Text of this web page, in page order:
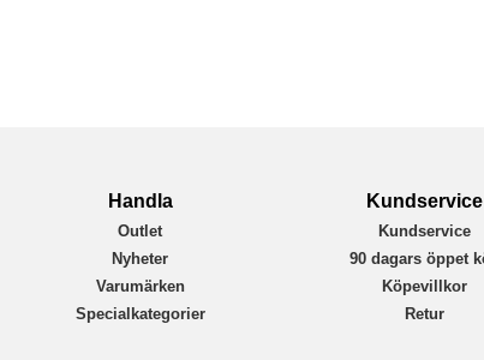
Handla
Outlet
Nyheter
Varumärken
Specialkategorier
Kundservice
Kundservice
90 dagars öppet
Köpevillkor
Retur